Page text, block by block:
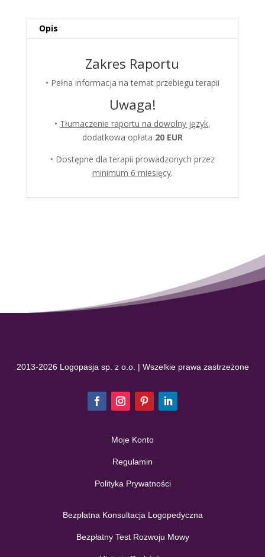
Opis
Zakres Raportu
• Pełna informacja na temat przebiegu terapii
Uwaga!
• Tłumaczenie raportu na dowolny język,
dodatkowa opłata 20 EUR
• Dostępne dla terapii prowadzonych przez
minimum 6 miesięcy.
2013-2026 Logopasja sp. z o.o. | Wszelkie prawa zastrzeżone
Moje Konto
Regulamin
Polityka Prywatności
Bezpłatna Konsultacja Logopedyczna
Bezpłatny Test Rozwoju Mowy